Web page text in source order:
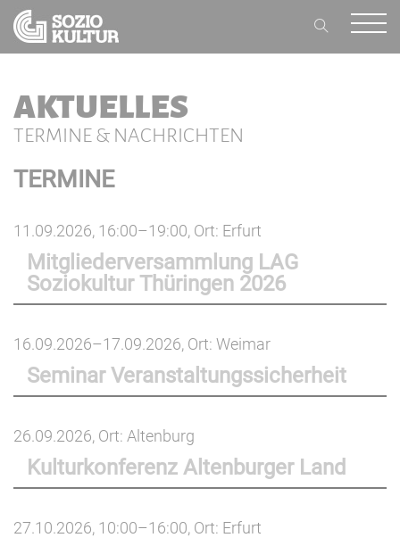
AKTUELLES
TERMINE & NACHRICHTEN
TERMINE
11.09.2026, 16:00–19:00, Ort: Erfurt
Mitgliederversammlung LAG
Soziokultur Thüringen 2026
16.09.2026–17.09.2026, Ort: Weimar
Seminar Veranstaltungssicherheit
26.09.2026, Ort: Altenburg
Kulturkonferenz Altenburger Land
27.10.2026, 10:00–16:00, Ort: Erfurt